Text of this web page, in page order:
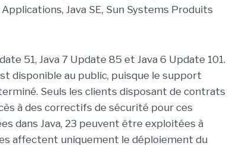
Java SE, Sun Systems Produits
51, Java 7 Update 85 et Java 6 Update 101.
disponible au public, puisque le support
Seuls les clients disposant de contrats
à des correctifs de sécurité pour ces
dans Java, 23 peuvent être exploitées à
affectent uniquement le déploiement du